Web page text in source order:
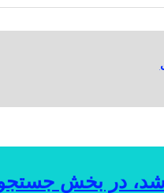
در بخش جستجو